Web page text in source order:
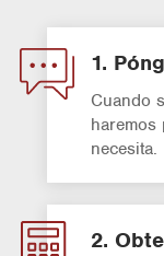
1.
Cuando
haremos
necesita.
2.